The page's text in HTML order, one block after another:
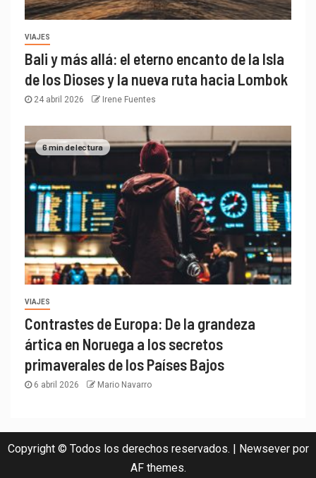
VIAJES
Bali y más allá: el eterno encanto de la Isla
de los Dioses y la nueva ruta hacia Lombok
24 abril 2026 Irene Fuentes
6 min de lectura
VIAJES
Contrastes de Europa: De la grandeza
ártica en Noruega a los secretos
primaverales de los Países Bajos
6 abril 2026 Mario Navarro
Copyright © Todos los derechos reservados. | Newseverpor
AF themes.